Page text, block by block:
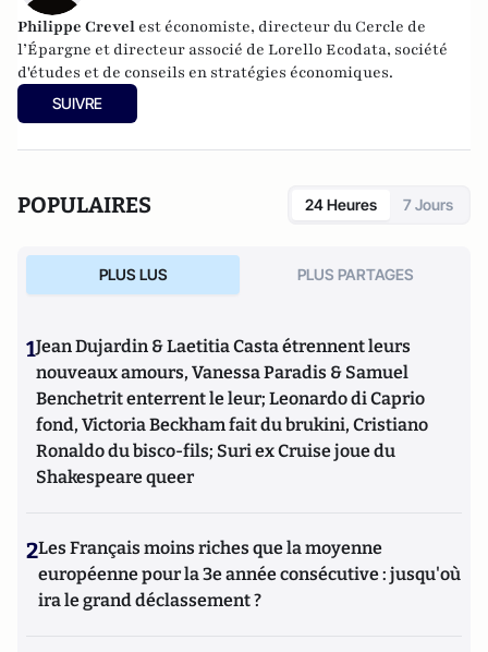
Philippe Crevel est économiste, directeur du Cercle de
l’Épargne et directeur associé de Lorello Ecodata, société
d'études et de conseils en stratégies économiques.
SUIVRE
POPULAIRES 24 Heures 7 Jours
PLUS LUS PLUS PARTAGES
1Jean Dujardin & Laetitia Casta étrennent leurs
nouveaux amours, Vanessa Paradis & Samuel
Benchetrit enterrent le leur; Leonardo di Caprio
fond, Victoria Beckham fait du brukini, Cristiano
Ronaldo du bisco-fils; Suri ex Cruise joue du
Shakespeare queer
2Les Français moins riches que la moyenne
européenne pour la 3e année consécutive : jusqu'où
ira le grand déclassement ?